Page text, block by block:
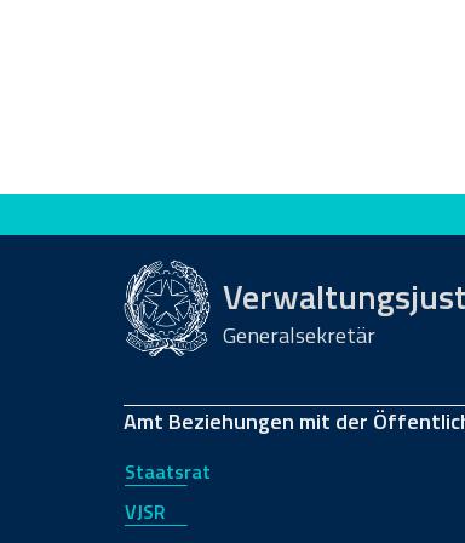
Bewerten Sie diese Seite
Generalsekretär
Amt Beziehungen mit der
Staatsrat
VJSR